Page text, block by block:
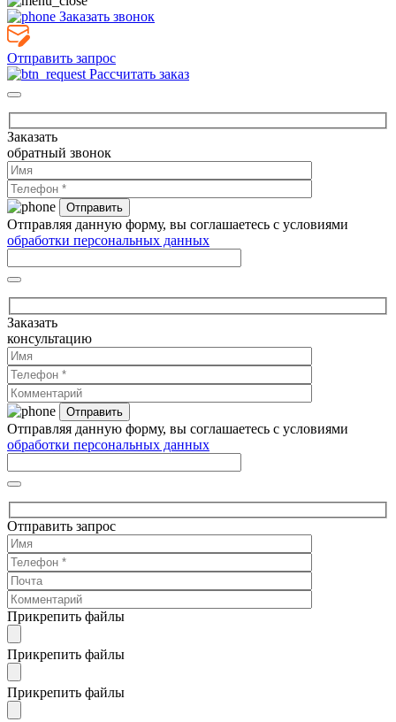
Заказать звонок
Отправить запрос
Рассчитать заказ
Заказать
обратный звонок
Отправляя данную форму, вы соглашаетесь с условиями
обработки персональных данных
Заказать
консультацию
Отправляя данную форму, вы соглашаетесь с условиями
обработки персональных данных
Отправить запрос
Прикрепить файлы
Прикрепить файлы
Прикрепить файлы